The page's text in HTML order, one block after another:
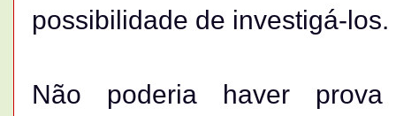
possibilidade de investigá-los.
Não poderia haver